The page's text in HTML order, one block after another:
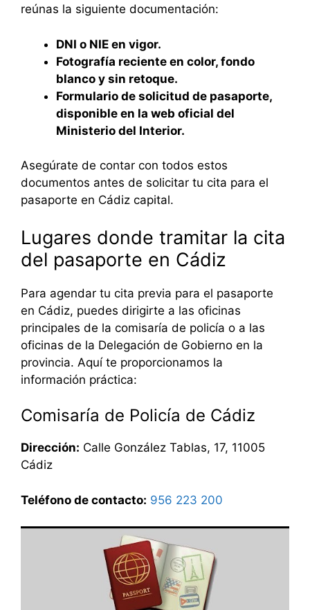
reúnas la siguiente documentación:
DNI o NIE en vigor.
Fotografía reciente en color, fondo
blanco y sin retoque.
Formulario de solicitud de pasaporte,
disponible en la web oficial del
Ministerio del Interior.
Asegúrate de contar con todos estos
documentos antes de solicitar tu cita para el
pasaporte en Cádiz capital.
Lugares donde tramitar la cita
del pasaporte en Cádiz
Para agendar tu cita previa para el pasaporte
en Cádiz, puedes dirigirte a las oficinas
principales de la comisaría de policía o a las
oficinas de la Delegación de Gobierno en la
provincia. Aquí te proporcionamos la
información práctica:
Comisaría de Policía de Cádiz
Dirección: Calle González Tablas, 17, 11005
Cádiz
Teléfono de contacto: 956 223 200